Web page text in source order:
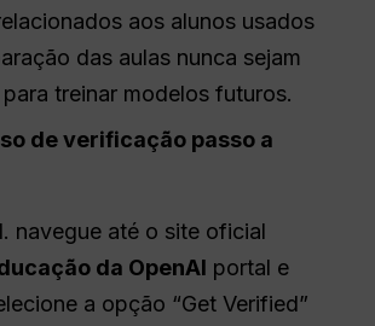
aos alunos usados
das aulas nunca sejam
treinar modelos futuros.
de verificação passo a
navegue até o site oficial
da OpenAI portal e
a opção “Get Verified”